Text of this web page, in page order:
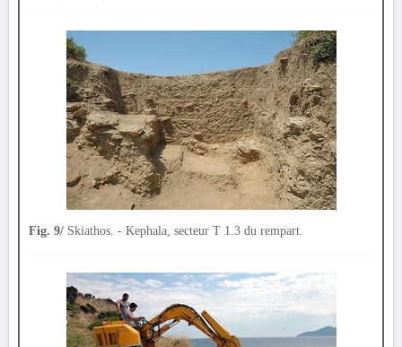
Fig. 9/ Skiathos. - Kephala, secteur T 1.3 du rempart.